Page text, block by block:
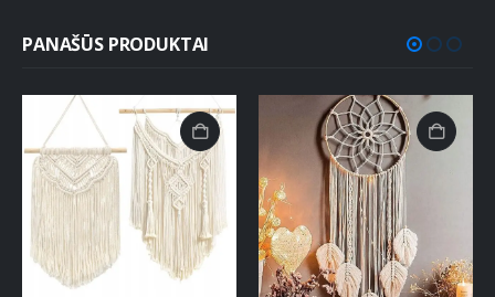
PANAŠŪS PRODUKTAI